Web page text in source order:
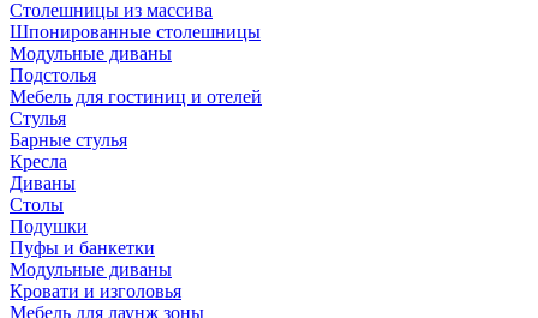
Столешницы из массива
Шпонированные столешницы
Модульные диваны
Подстолья
Мебель для гостиниц и отелей
Стулья
Барные стулья
Кресла
Диваны
Столы
Подушки
Пуфы и банкетки
Модульные диваны
Кровати и изголовья
Мебель для лаунж зоны